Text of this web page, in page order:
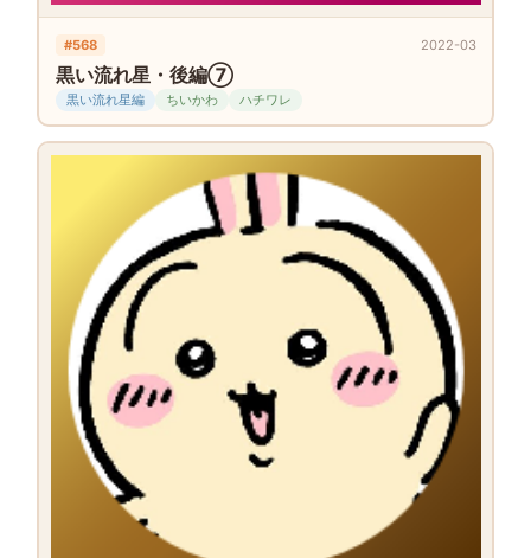
#568 2022-03
黒い流れ星・後編⑦
黒い流れ星編 ちいかわ ハチワレ